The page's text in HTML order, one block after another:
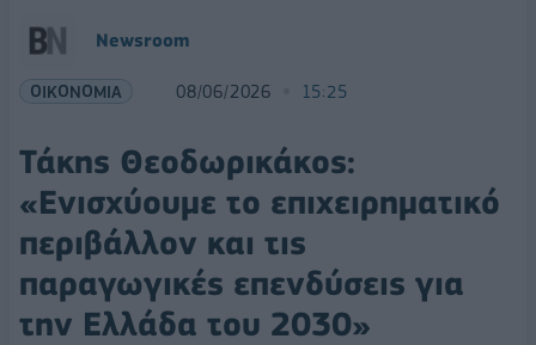
Νewsroom
ΟΙΚΟΝΟΜΙΑ 08/06/2026 15:25
Τάκης Θεοδωρικάκος:
«Ενισχύουμε το επιχειρηματικό
περιβάλλον και τις
παραγωγικές επενδύσεις για
την Ελλάδα του 2030»